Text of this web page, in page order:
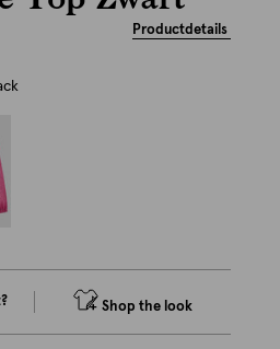
Productdetails
Shop the look